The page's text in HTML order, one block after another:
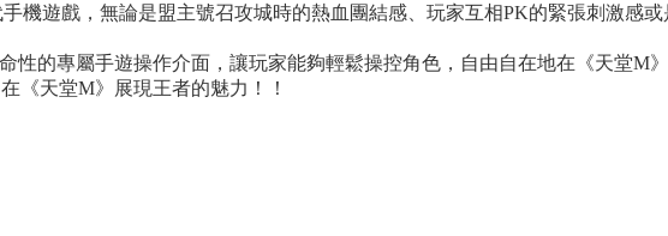
機遊戲，無論是盟主號召攻城時的熱血團結感、玩家互相PK的緊張刺激感
性的專屬手遊操作介面，讓玩家能夠輕鬆操控角色，自由自在地在《天堂M
《天堂M》展現王者的魅力！！